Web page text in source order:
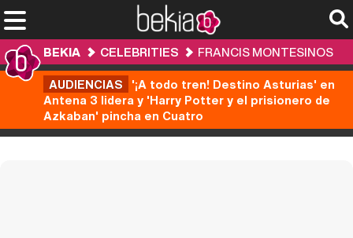
BEKIA CELEBRITIES
FRANCIS MONTESINOS
AUDIENCIAS '¡A todo tren! Destino Asturias' en
Antena 3 lidera y 'Harry Potter y el prisionero de
Azkaban' pincha en Cuatro